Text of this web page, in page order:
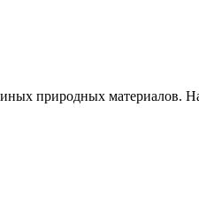
природных